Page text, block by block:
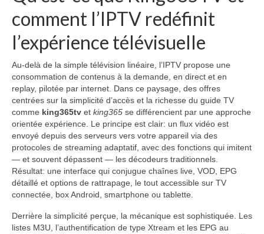
comment l’IPTV redéfinit
l’expérience télévisuelle
Au-delà de la simple télévision linéaire, l’IPTV propose une
consommation de contenus à la demande, en direct et en
replay, pilotée par internet. Dans ce paysage, des offres
centrées sur la simplicité d’accès et la richesse du guide TV
comme king365tv et king365 se différencient par une approche
orientée expérience. Le principe est clair: un flux vidéo est
envoyé depuis des serveurs vers votre appareil via des
protocoles de streaming adaptatif, avec des fonctions qui imitent
— et souvent dépassent — les décodeurs traditionnels.
Résultat: une interface qui conjugue chaînes live, VOD, EPG
détaillé et options de rattrapage, le tout accessible sur TV
connectée, box Android, smartphone ou tablette.
Derrière la simplicité perçue, la mécanique est sophistiquée. Les
listes M3U, l’authentification de type Xtream et les EPG au